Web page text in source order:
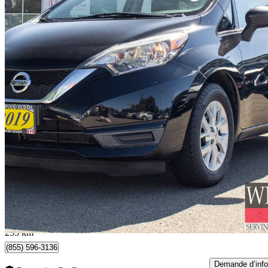
2019 Nissan Versa Note
SV FWD118 472 km
Affaire
174 $/mois env.
Port Moody, BC
235 km
(855) 596-3136
Demande d’info